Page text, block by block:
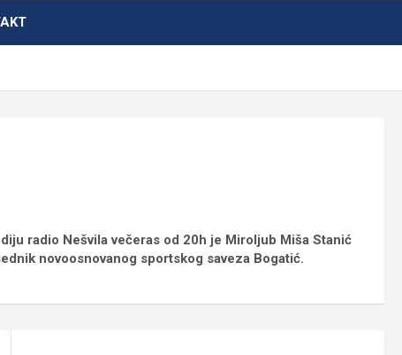
radio Nešvila večeras od 20h je Miroljub Miša Stanić
novoosnovanog sportskog saveza Bogatić.